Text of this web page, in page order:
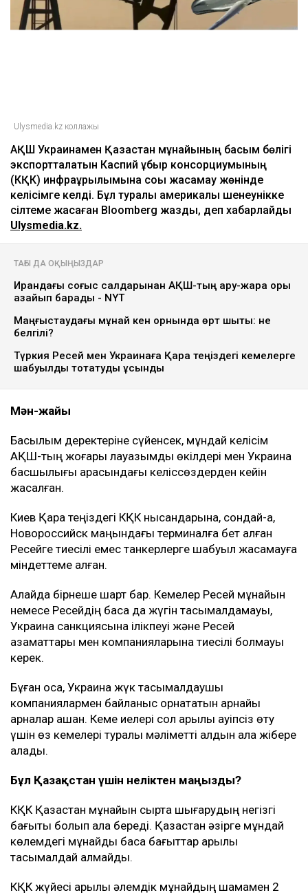
Ulysmedia.kz коллажы
АҚШ Украинамен Қазақстан мұнайының басым бөлігі
экспортталатын Каспий құбыр консорциумының
(КҚК) инфрақұрылымына соққы жасамау жөнінде
келісімге келді. Бұл туралы америкалық шенеунікке
сілтеме жасаған Bloomberg жазды, деп хабарлайды
Ulysmedia.kz.
ТАҒЫ ДА ОҚЫҢЫЗДАР
Ирандағы соғыс салдарынан АҚШ-тың қару-жарақ қоры
азайып барады - NYT
Маңғыстаудағы мұнай кен орнында өрт шықты: не
белгілі?
Түркия Ресей мен Украинаға Қара теңіздегі кемелерге
шабуылды тоқтатуды ұсынды
Мән-жайы
Басылым деректеріне сүйенсек, мұндай келісім
АҚШ-тың жоғары лауазымды өкілдері мен Украина
басшылығы арасындағы келіссөздерден кейін
жасалған.
Киев Қара теңіздегі КҚК нысандарына, сондай-ақ,
Новороссийск маңындағы терминалға бет алған
Ресейге тиесілі емес танкерлерге шабуыл жасамауға
міндеттеме алған.
Алайда бірнеше шарт бар. Кемелер Ресей мұнайын
немесе Ресейдің басқа да жүгін тасымалдамауы,
Украина санкциясына ілікпеуі және Ресей
азаматтары мен компанияларына тиесілі болмауы
керек.
Бұған қоса, Украина жүк тасымалдаушы
компаниялармен байланыс орнататын арнайы
арналар ашқан. Кеме иелері сол арқылы қауіпсіз өту
үшін өз кемелері туралы мәліметті алдын ала жібере
алады.
Бұл Қазақстан үшін неліктен маңызды?
КҚК Қазақстан мұнайын сыртқа шығарудың негізгі
бағыты болып қала береді. Қазақстан әзірге мұндай
көлемдегі мұнайды басқа бағыттар арқылы
тасымалдай алмайды.
КҚК жүйесі арқылы әлемдік мұнайдың шамамен 2